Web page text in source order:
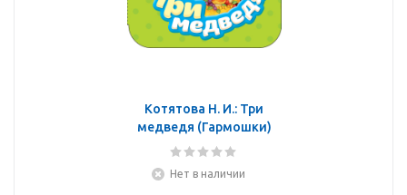
Котятова Н. И.: Три
медведя (Гармошки)
Нет в наличии